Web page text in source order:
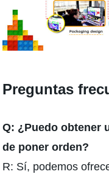
Preguntas
Q: ¿Puedo obtener
de poner orden?
R: Sí, podemos